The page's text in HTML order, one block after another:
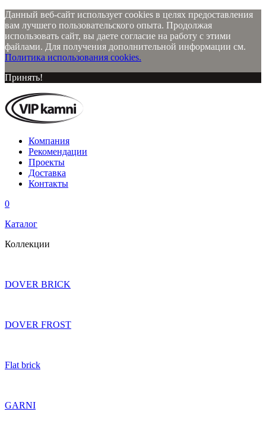
Данный веб-сайт использует cookies в целях предоставления
вам лучшего пользовательского опыта. Продолжая
использовать сайт, вы даете согласие на работу с этими
файлами. Для получения дополнительной информации см.
Политика использования cookies.
Принять!
Компания
Рекомендации
Проекты
Доставка
Контакты
0
Каталог
Коллекции
DOVER BRICK
DOVER FROST
Flat brick
GARNI